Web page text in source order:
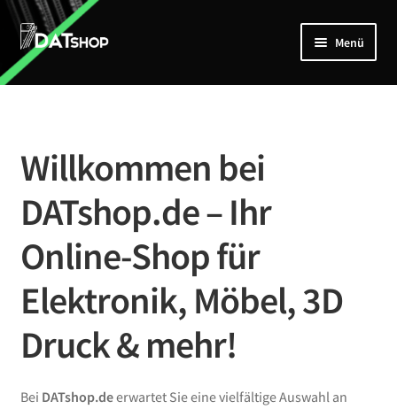
Zur
Navigation
springen
Zum
Inhalt
springen
Menü
Home
Mein Account
Kontakt
Willkommen bei
DATshop.de – Ihr
Online-Shop für
Elektronik, Möbel, 3D
Druck & mehr!
Bei DATshop.deerwartet Sie eine vielfältige Auswahl an